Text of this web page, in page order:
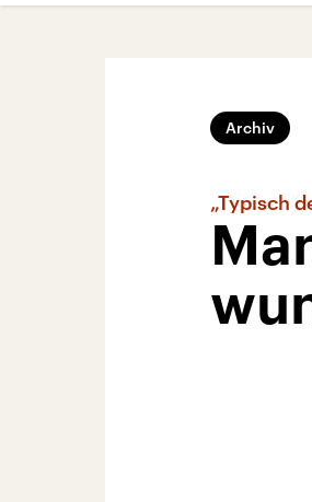
Archiv
„Typisch